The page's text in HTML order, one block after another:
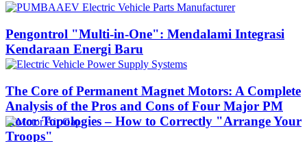
Pengontrol "Multi-in-One": Mendalami Integrasi
Kendaraan Energi Baru
The Core of Permanent Magnet Motors: A Complete
Analysis of the Pros and Cons of Four Major PM
Rotor Topologies – How to Correctly "Arrange Your
Troops"